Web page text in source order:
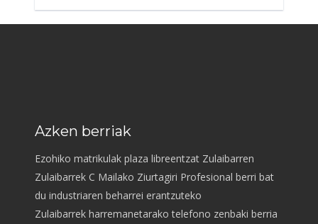
Azken berriak
Ezohiko matrikulak plaza libreentzat Zulaibarren
Zulaibarrek C Mailako Ziurtagiri Profesional berri bat
du industriaren beharrei erantzuteko
Zulaibarrek harremanetarako telefono zenbaki berria